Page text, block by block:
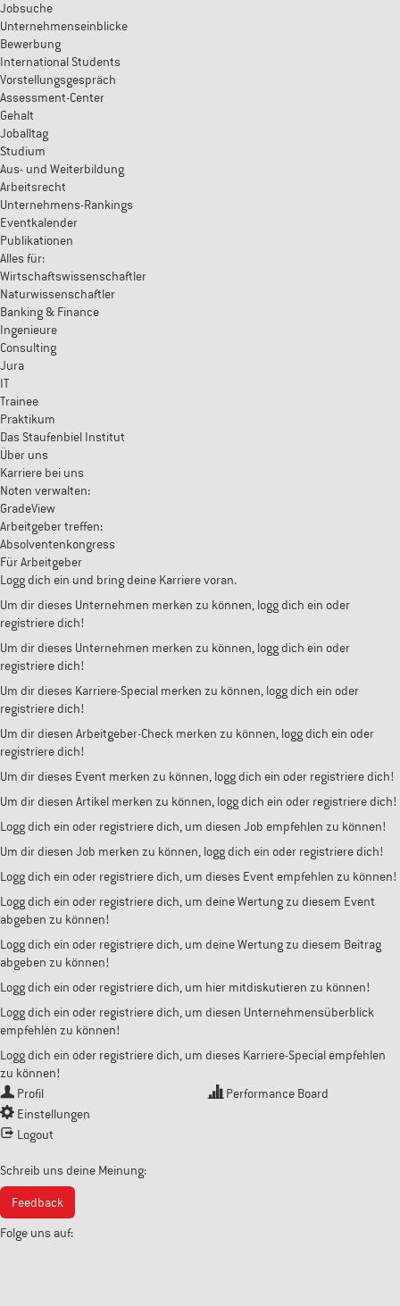
Jobsuche
Unternehmenseinblicke
Bewerbung
International Students
Vorstellungsgespräch
Assessment-Center
Gehalt
Joballtag
Studium
Aus- und Weiterbildung
Arbeitsrecht
Unternehmens-Rankings
Eventkalender
Publikationen
Alles für:
Wirtschaftswissenschaftler
Naturwissenschaftler
Banking & Finance
Ingenieure
Consulting
Jura
IT
Trainee
Praktikum
Das Staufenbiel Institut
Über uns
Karriere bei uns
Noten verwalten:
GradeView
Arbeitgeber treffen:
Absolventenkongress
Für Arbeitgeber
Logg dich ein und bring deine Karriere voran.
Um dir dieses Unternehmen merken zu können, logg dich ein oder
registriere dich!
Um dir dieses Unternehmen merken zu können, logg dich ein oder
registriere dich!
Um dir dieses Karriere-Special merken zu können, logg dich ein oder
registriere dich!
Um dir diesen Arbeitgeber-Check merken zu können, logg dich ein oder
registriere dich!
Um dir dieses Event merken zu können, logg dich ein oder registriere dich!
Um dir diesen Artikel merken zu können, logg dich ein oder registriere dich!
Logg dich ein oder registriere dich, um diesen Job empfehlen zu können!
Um dir diesen Job merken zu können, logg dich ein oder registriere dich!
Logg dich ein oder registriere dich, um dieses Event empfehlen zu können!
Logg dich ein oder registriere dich, um deine Wertung zu diesem Event
abgeben zu können!
Logg dich ein oder registriere dich, um deine Wertung zu diesem Beitrag
abgeben zu können!
Logg dich ein oder registriere dich, um hier mitdiskutieren zu können!
Logg dich ein oder registriere dich, um diesen Unternehmensüberblick
empfehlen zu können!
Logg dich ein oder registriere dich, um dieses Karriere-Special empfehlen
zu können!
Profil
Performance Board
Einstellungen
Logout
Schreib uns deine Meinung:
Feedback
Folge uns auf: